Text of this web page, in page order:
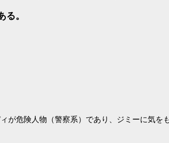
。
が危険人物（警察系）であり、ジミーに気を